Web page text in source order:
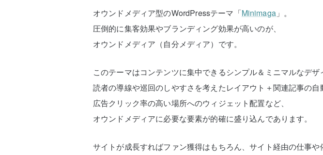
オウンドメディア型のWordPressテーマ「Minimaga」。
圧倒的に集客効果やブランディング効果が高いのが、
オウンドメディア（自分メディア）です。
このテーマはコンテンツに集中できるシンプル＆ミニマルなデザ
読者の導線や巡回のしやすさを考えたレイアウト＋関連記事の自
広告クリック率の高い場所へのウィジェット配置など、
オウンドメディアに必要な要素が的確に盛り込んであります。
サイトが成長すればファン獲得はもちろん、サイト経由の仕事や